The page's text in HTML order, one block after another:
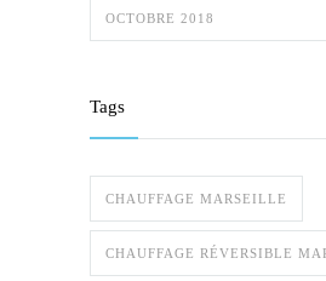
OCTOBRE 2018
Tags
CHAUFFAGE MARSEILLE
CHAUFFAGE RÉVERSIBLE